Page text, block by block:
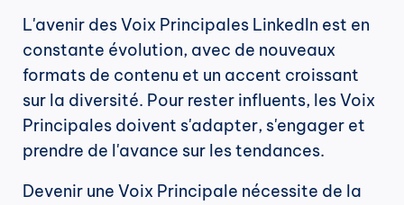
L'avenir des Voix Principales LinkedIn est en
constante évolution, avec de nouveaux
formats de contenu et un accent croissant
sur la diversité. Pour rester influents, les Voix
Principales doivent s'adapter, s'engager et
prendre de l'avance sur les tendances.
Devenir une Voix Principale nécessite de la